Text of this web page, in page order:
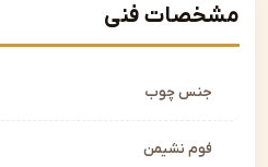
فنی
جنس چوب
فوم نشیمن